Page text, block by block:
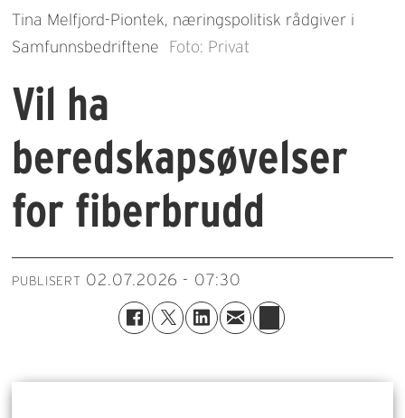
Tina Melfjord-Piontek, næringspolitisk rådgiver i
Samfunnsbedriftene
Foto: Privat
Vil ha
beredskapsøvelser
for fiberbrudd
PUBLISERT 02.07.2026 - 07:30